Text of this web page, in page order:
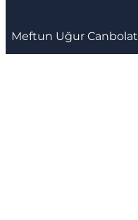
Meftun Uğur Canbolat